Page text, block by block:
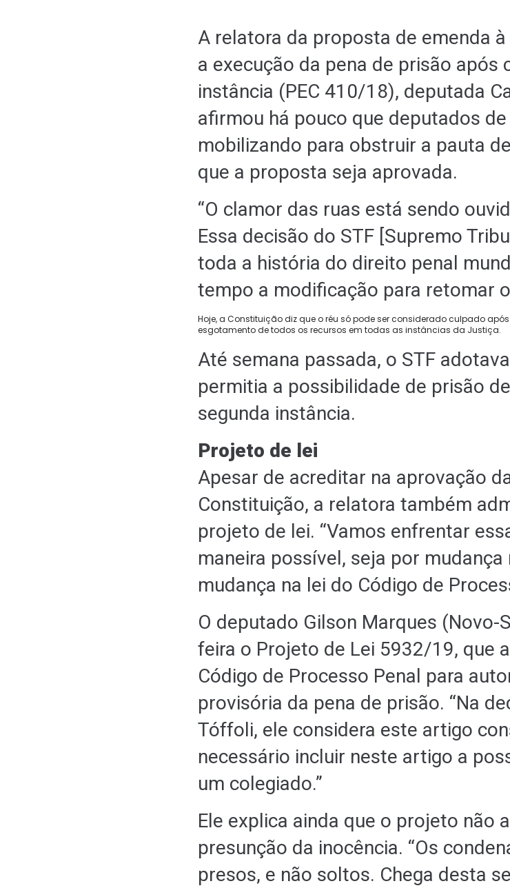
A relatora da proposta de emenda
a execução da pena de prisão após
instância (PEC 410/18), deputada
afirmou há pouco que deputados
mobilizando para obstruir a pauta
que a proposta seja aprovada.
“O clamor das ruas está sendo
Essa decisão do STF [Supremo
toda a história do direito penal
tempo a modificação para retomar
Hoje, a Constituição diz que o réu só pode ser considerado culpado
esgotamento de todos os recursos em todas as instâncias da Justiça.
Até semana passada, o STF
permitia a possibilidade de prisão
segunda instância.
Projeto de lei
Apesar de acreditar na aprovação
Constituição, a relatora também
projeto de lei. “Vamos enfrentar
maneira possível, seja por
mudança na lei do Código de
O deputado Gilson Marques (Novo-
feira o Projeto de Lei 5932/19, que
Código de Processo Penal para
provisória da pena de prisão. “Na
Tóffoli, ele considera este artigo
necessário incluir neste artigo a
um colegiado.”
Ele explica ainda que o projeto não
presunção da inocência. “Os
presos, e não soltos. Chega desta